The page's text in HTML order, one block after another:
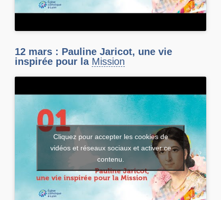
12 mars : Pauline Jaricot, une vie
inspirée pour la Mission
Cliquez pour accepter les cookies de
vidéos et réseaux sociaux et activer ce
contenu.